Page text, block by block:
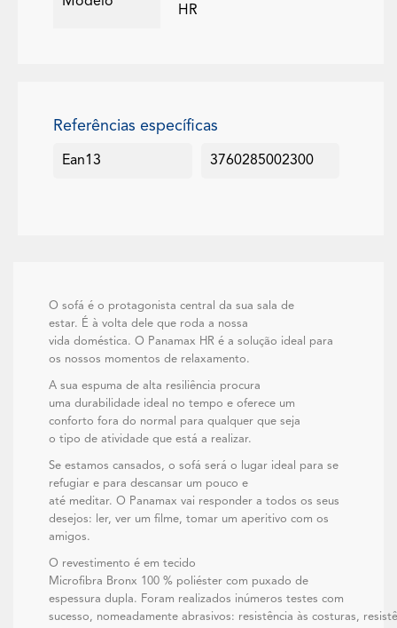
HR
Referências específicas
Ean13 3760285002300
O sofá é o protagonista central da sua sala de
estar. É à volta dele que roda a nossa
vida doméstica. O Panamax HR é a solução ideal para
os nossos momentos de relaxamento.
A sua espuma de alta resiliência procura
uma durabilidade ideal no tempo e oferece um
conforto fora do normal para qualquer que seja
o tipo de atividade que está a realizar.
Se estamos cansados, o sofá será o lugar ideal para se
refugiar e para descansar um pouco e
até meditar. O Panamax vai responder a todos os seus
desejos: ler, ver um filme, tomar um aperitivo com os
amigos.
O revestimento é em tecido
Microfibra Bronx 100 % poliéster com puxado de
espessura dupla. Foram realizados inúmeros testes com
sucesso, nomeadamente abrasivos: resistência às costuras,